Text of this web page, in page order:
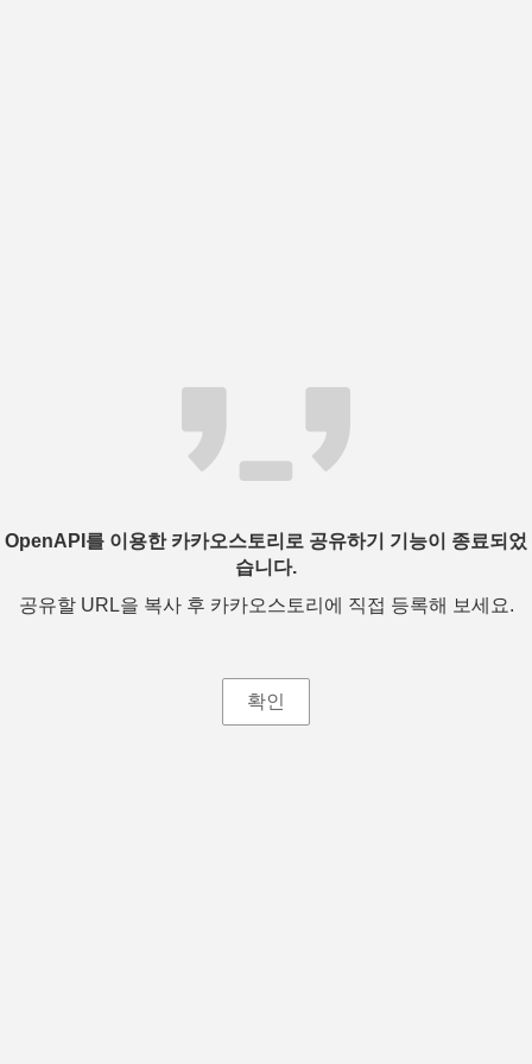
OpenAPI를 이용한 카카오스토리로 공유하기 기능이 종료되었
습니다.
공유할 URL을 복사 후 카카오스토리에 직접 등록해 보세요.
확인